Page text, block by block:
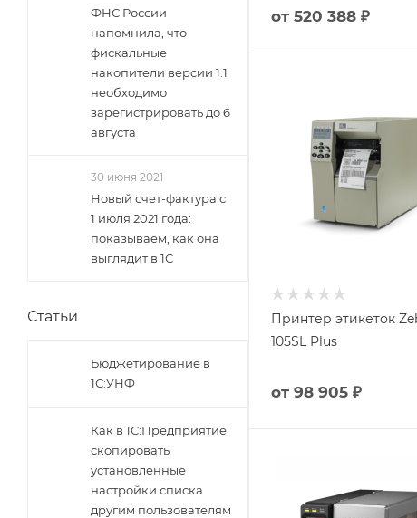
от 520 388 ₽
Принтер этикеток
105SL Plus
от 98 905 ₽
ФНС России
напомнила, что
фискальные
накопители версии 1.1
необходимо
зарегистрировать до 6
августа
30 июня 2021
Новый счет-фактура с
1 июля 2021 года:
показываем, как она
выглядит в 1С
Статьи
Бюджетирование в
1С:УНФ
Как в 1С:Предприятие
скопировать
установленные
настройки списка
другим пользователям